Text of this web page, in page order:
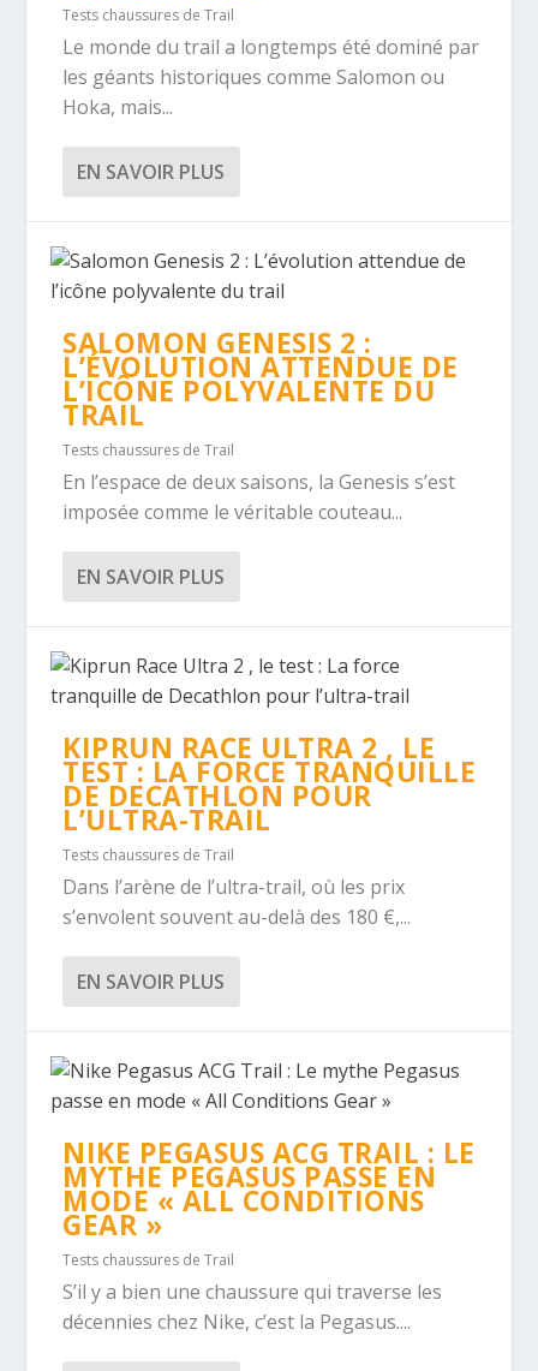
Tests chaussures de Trail
Le monde du trail a longtemps été dominé par
les géants historiques comme Salomon ou
Hoka, mais...
EN SAVOIR PLUS
SALOMON GENESIS 2 :
L’ÉVOLUTION ATTENDUE DE
L’ICÔNE POLYVALENTE DU
TRAIL
Tests chaussures de Trail
En l’espace de deux saisons, la Genesis s’est
imposée comme le véritable couteau...
EN SAVOIR PLUS
KIPRUN RACE ULTRA 2 , LE
TEST : LA FORCE TRANQUILLE
DE DECATHLON POUR
L’ULTRA-TRAIL
Tests chaussures de Trail
Dans l’arène de l’ultra-trail, où les prix
s’envolent souvent au-delà des 180 €,...
EN SAVOIR PLUS
NIKE PEGASUS ACG TRAIL : LE
MYTHE PEGASUS PASSE EN
MODE « ALL CONDITIONS
GEAR »
Tests chaussures de Trail
S’il y a bien une chaussure qui traverse les
décennies chez Nike, c’est la Pegasus....